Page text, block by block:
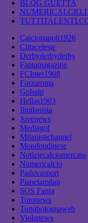
BLOG GUETTA
Calcionapoli1926
Cittaceleste
Derbyderbyderby
Fantamagazine
FCInter1908
Forzaroma
Golssip
Hellas1903
Ilmilanista
Juvenews
Mediagol
Milanistichannel
Mondoudinese
Notiziecalciomercato
Numericalcio
Padovasport
Pianetamilan
SOS Fanta
Toronews
Tuttobolognaweb
Violanews